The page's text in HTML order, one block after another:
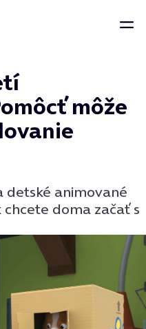
môže
detské animované
doma začať s